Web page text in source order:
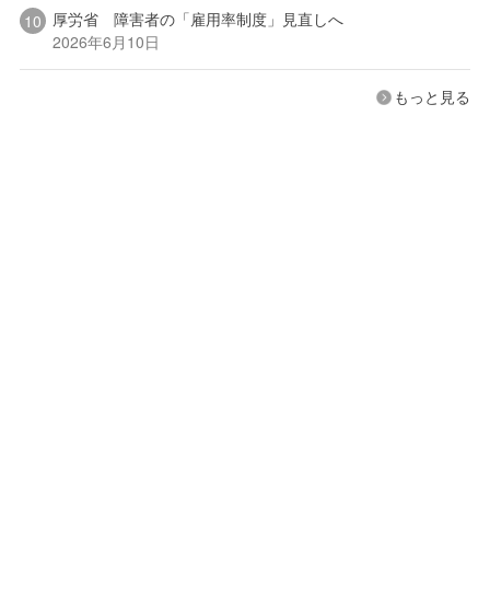
厚労省 障害者の「雇用率制度」見直しへ
2026年6月10日
もっと見る